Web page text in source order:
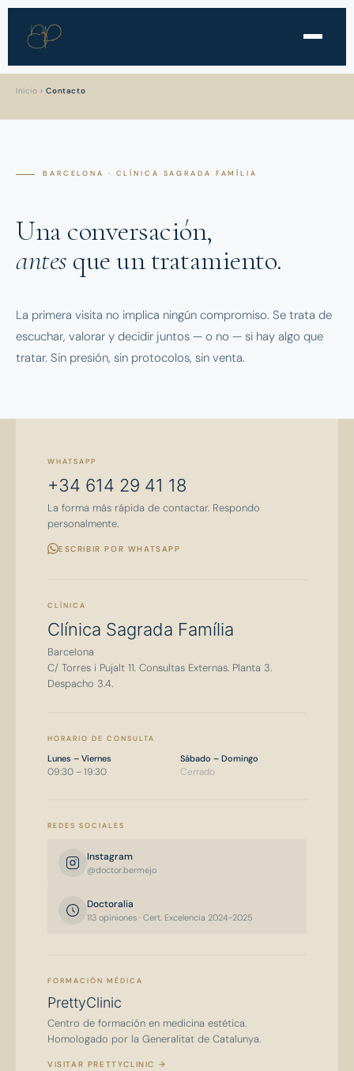
Inicio ›Contacto
BARCELONA · CLÍNICA SAGRADA FAMÍLIA
Una conversación,
antes que un tratamiento.
La primera visita no implica ningún compromiso. Se trata de
escuchar, valorar y decidir juntos — o no — si hay algo que
tratar. Sin presión, sin protocolos, sin venta.
WHATSAPP
+34 614 29 41 18
La forma más rápida de contactar. Respondo
personalmente.
ESCRIBIR POR WHATSAPP
CLÍNICA
Clínica Sagrada Família
Barcelona
C/ Torres i Pujalt 11. Consultas Externas. Planta 3.
Despacho 3.4.
HORARIO DE CONSULTA
Lunes – Viernes
09:30 – 19:30
Sábado – Domingo
Cerrado
REDES SOCIALES
Instagram
@doctor.bermejo
Doctoralia
113 opiniones · Cert. Excelencia 2024-2025
FORMACIÓN MÉDICA
PrettyClinic
Centro de formación en medicina estética.
Homologado por la Generalitat de Catalunya.
VISITAR PRETTYCLINIC →